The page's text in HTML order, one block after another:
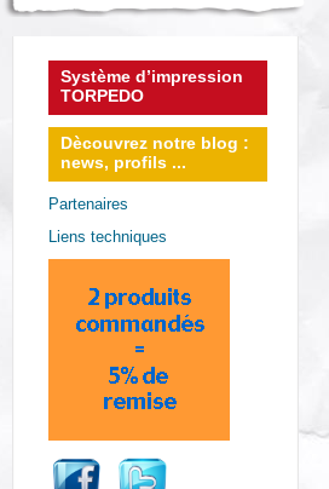
Système d’impression
TORPEDO
Dècouvrez notre blog :
news, profils ...
Partenaires
Liens techniques